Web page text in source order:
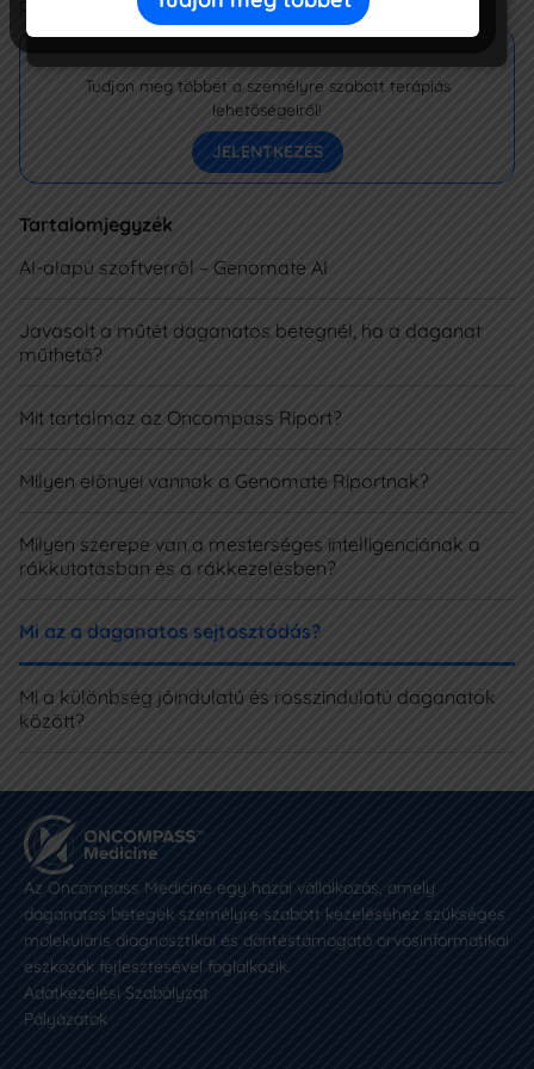
Marketing
Tudjon meg többet a személyre szabott terápiás
lehetőségeiről!
JELENTKEZÉS
Tartalomjegyzék
AI-alapú szoftverről – Genomate AI
Javasolt a műtét daganatos betegnél, ha a daganat
műthető?
Mit tartalmaz az Oncompass Riport?
Milyen előnyei vannak a Genomate Riportnak?
Milyen szerepe van a mesterséges intelligenciának a
rákkutatásban és a rákkezelésben?
Mi az a daganatos sejtosztódás?
Mi a különbség jóindulatú és rosszindulatú daganatok
között?
Az Oncompass Medicine egy hazai vállalkozás, amely
daganatos betegek személyre szabott kezeléséhez szükséges
molekuláris diagnosztikai és döntéstámogató orvosinformatikai
eszközök fejlesztésével foglalkozik.
Adatkezelési Szabályzat
Pályázatok